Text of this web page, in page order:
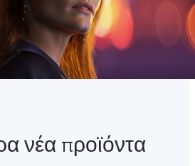
νέα προϊόντα